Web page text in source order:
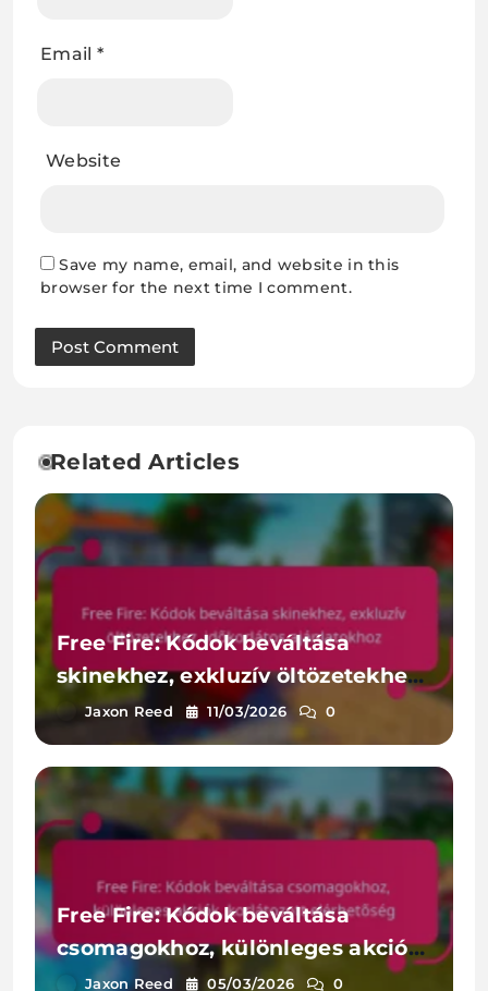
Email *
Website
Save my name, email, and website in this
browser for the next time I comment.
Related Articles
Free Fire: Kódok beváltása
skinekhez, exkluzív öltözetekhez,
időkorlátos ajánlatokhoz
Jaxon Reed 11/03/2026 0
Free Fire: Kódok beváltása
csomagokhoz, különleges akciók,
korlátozott elérhetőség
Jaxon Reed 05/03/2026 0